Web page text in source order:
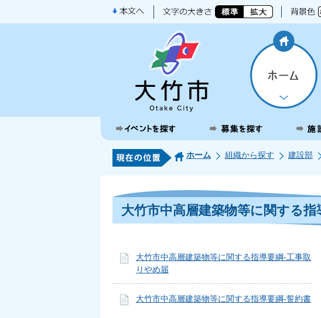
ホーム 組織から探す 建設部
大竹市中高層建築物等に関する指
大竹市中高層建築物等に関する指導要綱-工事取
りやめ届
大竹市中高層建築物等に関する指導要綱-誓約書